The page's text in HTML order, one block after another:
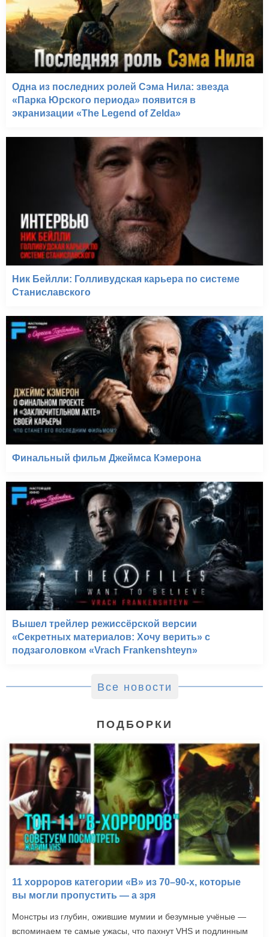
Одна из последних ролей Сэма Нила: звезда
«Парка Юрского периода» появится в
экранизации «The Legend of Zelda»
Ник Бейлли: Голливудская карьера по системе
Станиславского
Финальный фильм Джеймса Кэмерона
Вышел трейлер режиссёрской версии
«Секретных материалов: Хочу верить» с
подзаголовком «Vrach Frankenshteyn»
Все новости
ПОДБОРКИ
11 хорроров категории «B» из 70–90-х, которые
вы могли пропустить — а зря
Монстры из глубин, ожившие мумии и безумные учёные —
вспоминаем те самые ужасы, что пахнут VHS и подлинным